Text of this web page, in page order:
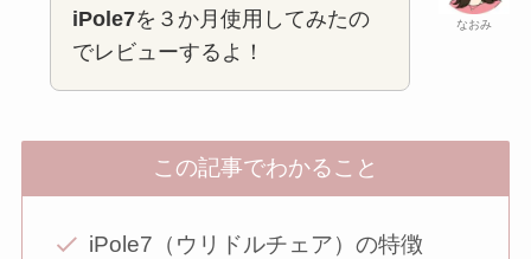
なおみ
iPole7を３か月使用してみたの
でレビューするよ！
この記事でわかること
iPole7（ウリドルチェア）の特徴